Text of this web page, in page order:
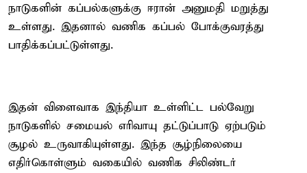
நாடுகளின் கப்பல்களுக்கு ஈரான் அனுமதி மறுத்து
உள்ளது. இதனால் வணிக கப்பல் போக்குவரத்து
பாதிக்கப்பட்டுள்ளது.
இதன் விளைவாக இந்தியா உள்ளிட்ட பல்வேறு
நாடுகளில் சமையல் எரிவாயு தட்டுப்பாடு ஏற்படும்
சூழல் உருவாகியுள்ளது. இந்த சூழ்நிலையை
எதிர்கொள்ளும் வகையில் வணிக சிலிண்டர்